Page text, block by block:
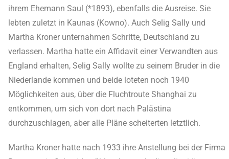
ihrem Ehemann Saul (*1893), ebenfalls die Ausreise. Sie
lebten zuletzt in Kaunas (Kowno). Auch Selig Sally und
Martha Kroner unternahmen Schritte, Deutschland zu
verlassen. Martha hatte ein Affidavit einer Verwandten aus
England erhalten, Selig Sally wollte zu seinem Bruder in die
Niederlande kommen und beide loteten noch 1940
Möglichkeiten aus, über die Fluchtroute Shanghai zu
entkommen, um sich von dort nach Palästina
durchzuschlagen, aber alle Pläne scheiterten letztlich.
Martha Kroner hatte nach 1933 ihre Anstellung bei der Firma